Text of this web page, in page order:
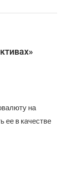
на
ее в качестве